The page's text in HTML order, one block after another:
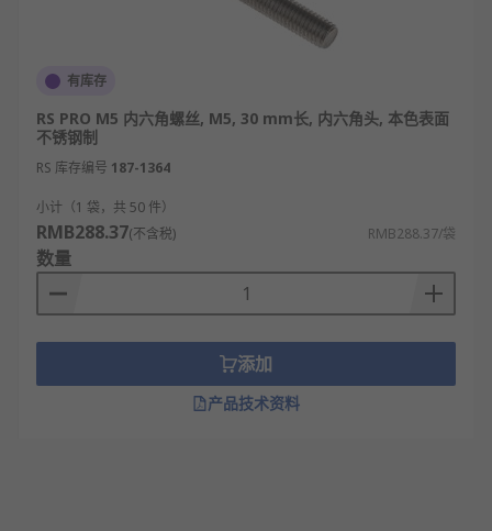
有库存
RS PRO M5 内六角螺丝, M5, 30 mm长, 内六角头, 本色表面
不锈钢制
RS 库存编号 187-1364
小计（1 袋，共 50 件）
RMB288.37(不含税) RMB288.37/袋
数量
添加
产品技术资料